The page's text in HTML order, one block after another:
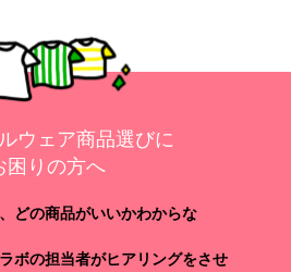
ウェア商品選びに
困りの方へ
どの商品がいいかわからな
ボの担当者がヒアリングをさせ